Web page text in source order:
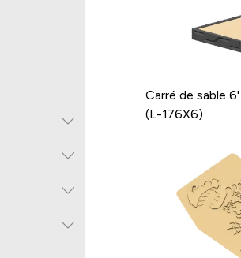
Carré de sable
(L-176X6)